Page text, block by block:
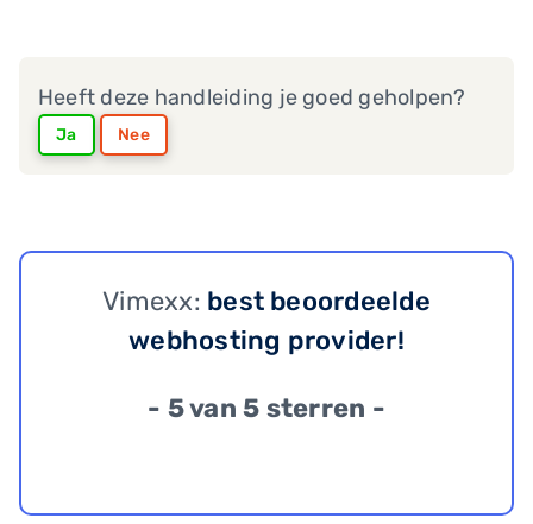
Heeft deze handleiding je goed geholpen?
Ja Nee
Vimexx: best beoordeelde
webhosting provider!
- 5 van 5 sterren -